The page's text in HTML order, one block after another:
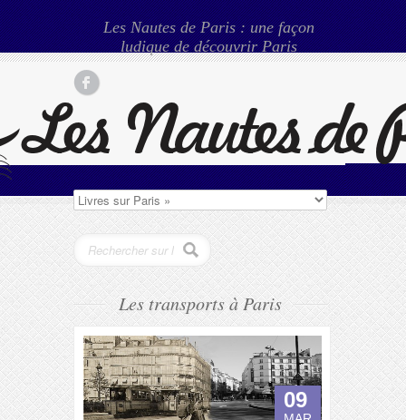
Les Nautes de Paris : une façon
ludique de découvrir Paris
Les transports à Paris
09